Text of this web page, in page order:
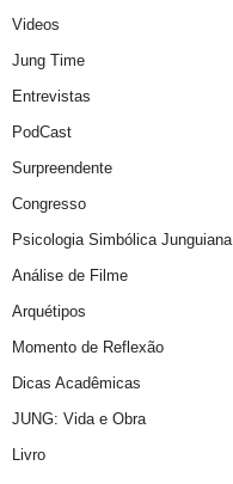
Videos
Jung Time
Entrevistas
PodCast
Surpreendente
Congresso
Psicologia Simbólica Junguiana
Análise de Filme
Arquétipos
Momento de Reflexão
Dicas Acadêmicas
JUNG: Vida e Obra
Livro